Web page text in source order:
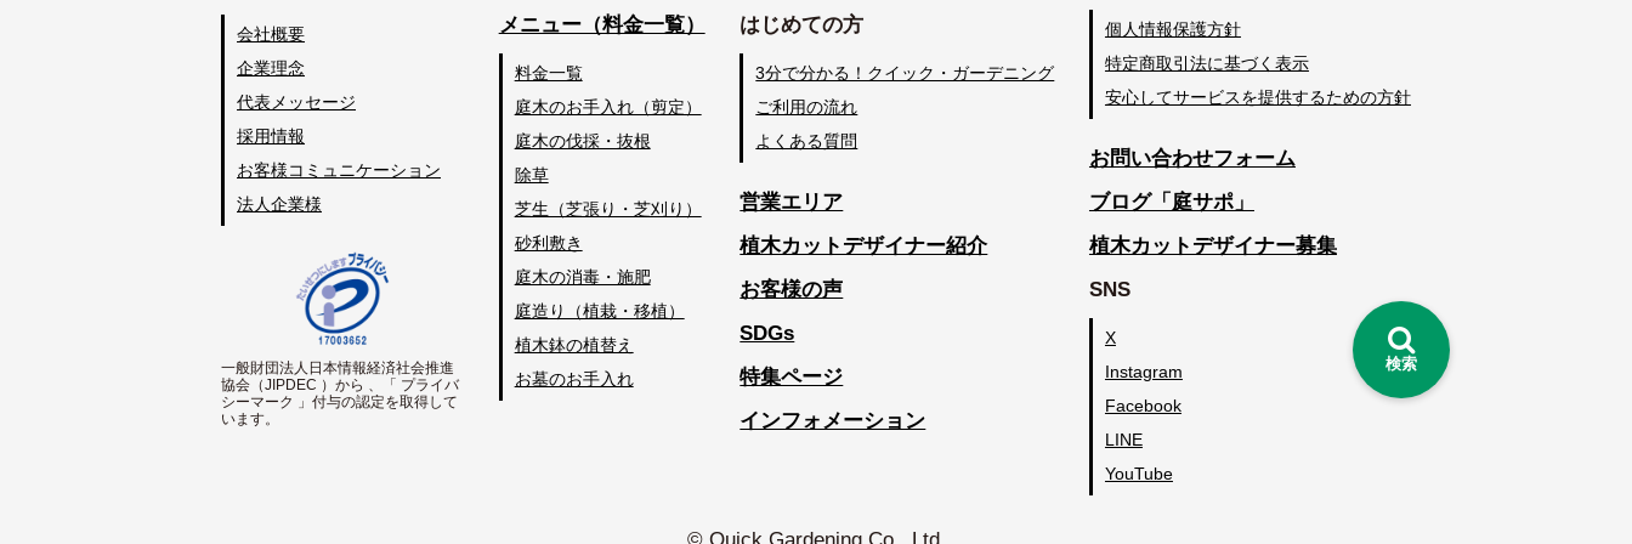
検索
会社概要
企業理念
代表メッセージ
採用情報
お客様コミュニケーション
法人企業様
一般財団法人日本情報経済社会推進
協会（JIPDEC ）から 、「 プライバ
シーマーク 」付与の認定を取得して
います。
メニュー（料金一覧）
料金一覧
庭木のお手入れ（剪定）
庭木の伐採・抜根
除草
芝生（芝張り・芝刈り）
砂利敷き
庭木の消毒・施肥
庭造り（植栽・移植）
植木鉢の植替え
お墓のお手入れ
はじめての方
3分で分かる！クイック・ガーデニング
ご利用の流れ
よくある質問
営業エリア
植木カットデザイナー紹介
お客様の声
SDGs
特集ページ
インフォメーション
個人情報保護方針
特定商取引法に基づく表示
安心してサービスを提供するための方針
お問い合わせフォーム
ブログ「庭サポ」
植木カットデザイナー募集
SNS
X
Instagram
Facebook
LINE
YouTube